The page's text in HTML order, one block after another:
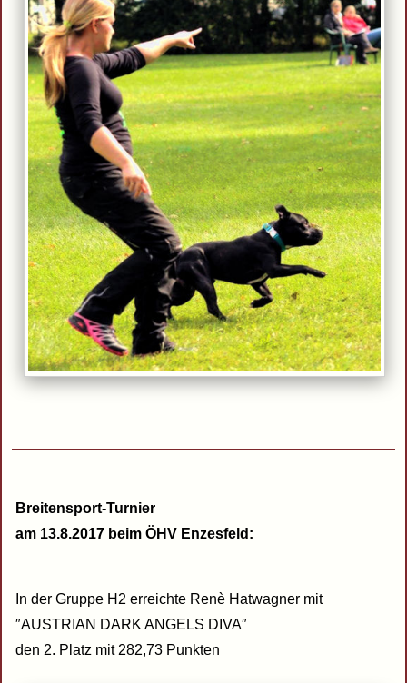
Breitensport-Turnier
am 13.8.2017 beim ÖHV Enzesfeld:
In der Gruppe H2 erreichte Renè Hatwagner mit
″AUSTRIAN DARK ANGELS DIVA″
den 2. Platz mit 282,73 Punkten